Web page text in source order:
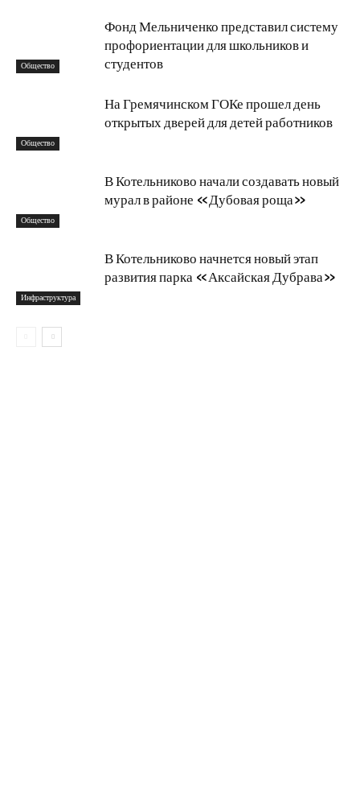
Общество
Фонд Мельниченко представил систему
профориентации для школьников и
студентов
Общество
На Гремячинском ГОКе прошел день
открытых дверей для детей работников
Общество
В Котельниково начали создавать новый
мурал в районе «Дубовая роща»
Инфраструктура
В Котельниково начнется новый этап
развития парка «Аксайская Дубрава»